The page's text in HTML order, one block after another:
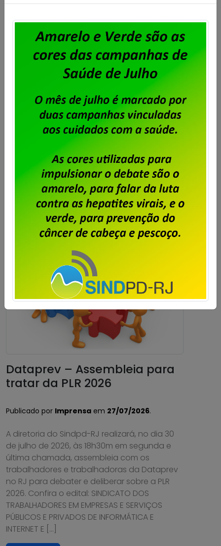
RJ aprovam proposta da PLR
Publicado porImprensaem31/07/2026.
Em assembleia realizada ontem, 30 de julho,
na sede do Sindpd-RJ, os trabalhadores e
trabalhadoras da Dataprev aprovaram a
proposta de pagamento da PLR 2026. Foi
aprovada também a cobrança de 6% de
Contribuição para Custeio Sindical sobre a
PLR 2026, com desconto limitado a 240,00 e
direito a oposição por parte daqueles que
não […]
Saiba mais
Dataprev – Assembleia para
tratar da PLR 2026
Publicado por Imprensa em 27/07/2026.
A diretoria do Sindpd-RJ realizará, no dia 30
de julho de 2026, às 18h30m em segunda e
última chamada, assembleia com os
trabalhadores e trabalhadoras da Dataprev
no RJ para debater e deliberar sobre a PLR
2026. Confira o edital: SINDICATO DOS
TRABALHADORES EM EMPRESAS E SERVIÇOS
PÚBLICOS E PRIVADOS DE INFORMÁTICA E
INTERNET E […]